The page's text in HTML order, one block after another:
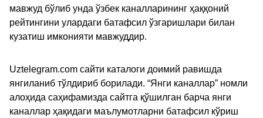
мавжуд бўлиб унда ўзбек каналларининг ҳаққоний
рейтингини улардаги батафсил ўзгаришлари билан
кузатиш имконияти мавжуддир.
Uztelegram.com сайти каталоги доимий равишда
янгиланиб тўлдириб борилади. “Янги каналлар” номли
алоҳида саҳифамизда сайтга қўшилган барча янги
каналлар ҳақидаги маълумотларни батафсил кўриш